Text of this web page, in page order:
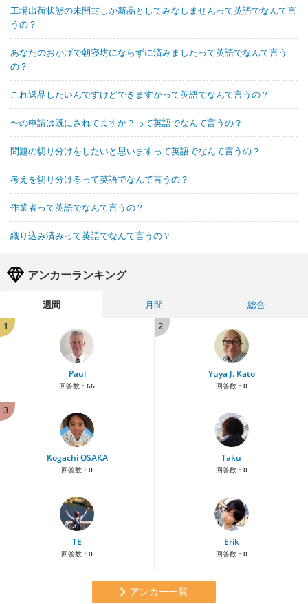
工場出荷状態の未開封しか新品としてみなしませんって英語でなんて言
うの？
あなたのおかげで朝寝坊にならずに済みましたって英語でなんて言う
の？
これ返品したいんですけどできますかって英語でなんて言うの？
〜の申請は既にされてますか？って英語でなんて言うの？
問題の切り分けをしたいと思いますって英語でなんて言うの？
考えを切り分けるって英語でなんて言うの？
作業者って英語でなんて言うの？
織り込み済みって英語でなんて言うの？
アンカーランキング
週間 月間
総合
1
Paul
回答数： 66
2
Yuya J. Kato
回答数： 0
3
Kogachi OSAKA
回答数： 0
Taku
回答数： 0
TE
回答数： 0
Erik
回答数： 0
アンカー一覧